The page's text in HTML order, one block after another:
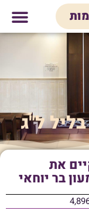
ל"ג
את
בר יוחאי